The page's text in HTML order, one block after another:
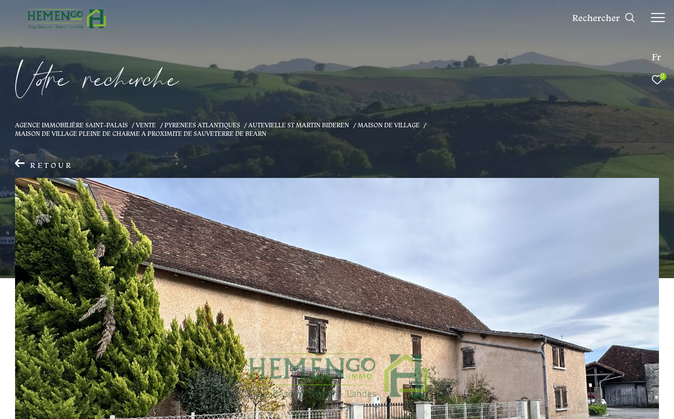
Fr
0
rechercher
Vore recece
AGENCE IMMOBILIÈRE SAINT-PALAIS VENTE PYRENEES ATLANTIQUES AUTEVIELLE ST MARTIN BIDEREN
MAISON DE VILLAGE
MAISON DE VILLAGE PLEINE DE CHARME A PROXIMITE DE SAUVETERRE DE BEARN
RETOUR